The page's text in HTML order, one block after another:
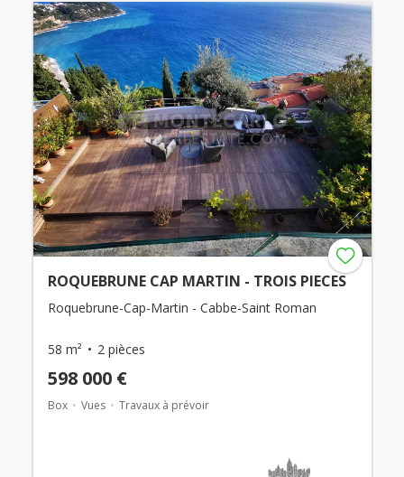
ROQUEBRUNE CAP MARTIN - TROIS PIECES
Roquebrune-Cap-Martin - Cabbe-Saint Roman
58 m² 2 pièces
598 000 €
Box Vues Travaux à prévoir